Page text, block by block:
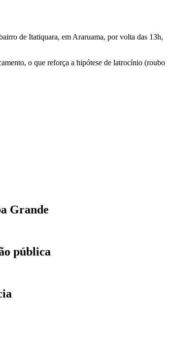
de Itatiquara, em Araruama, por volta das 13h,
o que reforça a hipótese de latrocínio (roubo
Grande
pública